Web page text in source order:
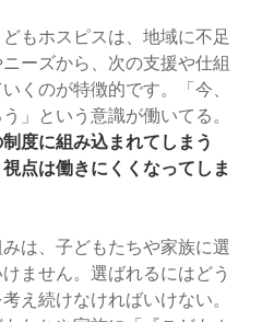
もホスピスは、地域に不足
ーズから、次の支援や仕組
くのが特徴的です。「今、
」という意識が働いてる。
度に組み込まれてしまう
点は働きにくくなってしま
は、子どもたちや家族に選
ません。選ばれるにはどう
え続けなければいけない。